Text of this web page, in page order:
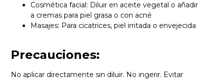
Cosmética facial: Diluir en aceite vegetal o añadir
a cremas para piel grasa o con acné
Masajes: Para cicatrices, piel irritada o envejecida
Precauciones:
No aplicar directamente sin diluir. No ingerir. Evitar